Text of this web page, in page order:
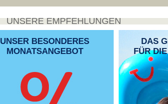
UNSERE EMPFEHLUNGEN
UNSER BESONDERES
MONATSANGEBOT
DAS
FÜR